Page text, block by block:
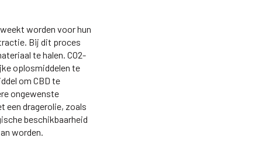
worden voor hun
Bij dit proces
te halen. CO2-
oplosmiddelen te
om CBD te
ongewenste
een dragerolie, zoals
beschikbaarheid
worden.